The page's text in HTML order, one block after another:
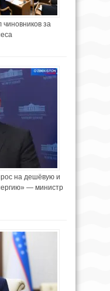
чиновников за
на дешёвую и
— министр